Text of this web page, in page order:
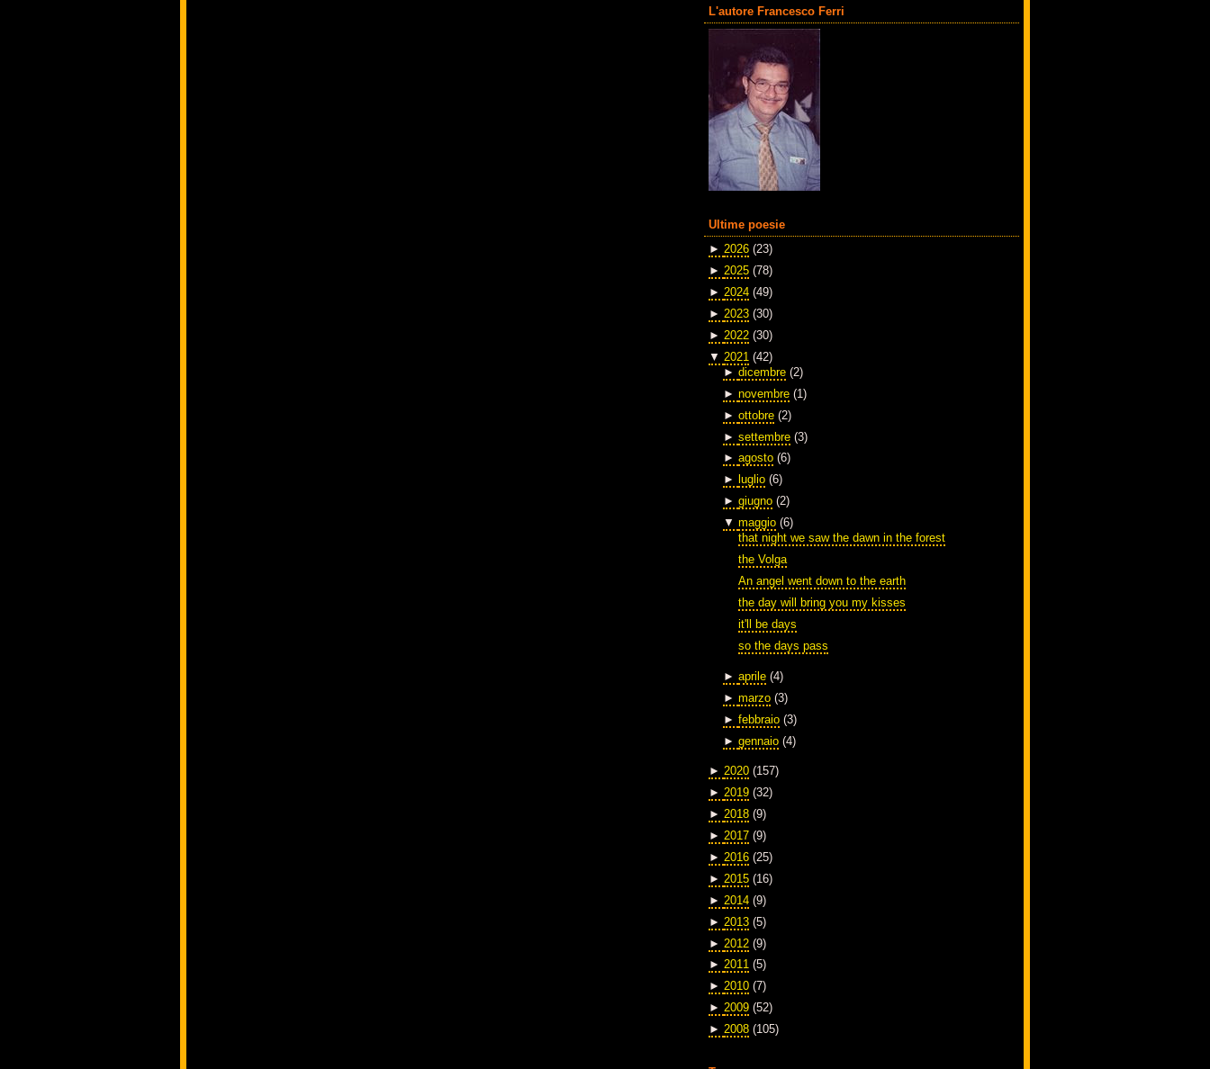
L'autore Francesco Ferri
Ultime poesie
► 2026 (23)
► 2025 (78)
► 2024 (49)
► 2023 (30)
► 2022 (30)
▼ 2021 (42)
► dicembre (2)
► novembre (1)
► ottobre (2)
► settembre (3)
► agosto (6)
►
luglio (6)
► giugno (2)
▼ maggio (6)
that night we saw the dawn in the forest
the Volga
An angel went down to the earth
the day will bring you my kisses
it'll be days
so the days pass
► aprile (4)
► marzo (3)
► febbraio (3)
► gennaio (4)
► 2020 (157)
► 2019 (32)
► 2018 (9)
► 2017 (9)
► 2016 (25)
► 2015 (16)
► 2014 (9)
► 2013 (5)
► 2012 (9)
► 2011 (5)
► 2010 (7)
► 2009 (52)
► 2008 (105)